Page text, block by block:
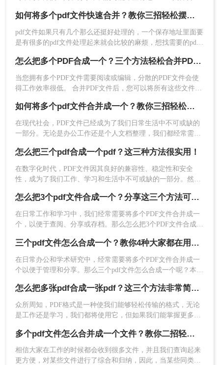
果有密码保护的话，需要去除密码保护在上传文件
哦。
3、上传需要合并的PDF文件，然后点击开始转换即
可。
4、合并成功，点击立即下载就完成了。
四、注意事项
更好地整理和管理文件。
如何将多个pdf文件快速合并？教你三招轻松摆平！
pdf文件如果只有几个那么还挺好处理的，一个保存地址里面要
是有很多的pdf文件处理起来就会比较的麻烦，想找需要的pdf
多个pdf文件只要合并到一块就行了，查找的时候可以快速的找
到，非常的便利，上传都能一起上传，可是有很多的用户还不
知道如何将多个pdf文件快速合并，查看下面的相关教程介绍，
就能给你答案。
怎么把多个PDF合成一个？三个方法轻松合并PDF！
当您拥有多个PDF文件需要阅读或编辑，分散的PDF文件会使
得工作效率很低。 合并PDF文件后，您可以将所有这些文件整
的好方法，下面一起看看怎么把多个PDF合成一个吧~
如何将多个pdf文件合并成一个？教你三招轻松搞定！
在现代社会，PDF文件已经成为了我们日常生活中不可或缺的
一部分。无论是办公工作还是个人文档整理，我们都经常需要
本文将详细介绍几种快速、简便的方法，帮助您合并PDF文
件，提高工作效率。
怎么把三个pdf合成一个pdf？这三种方法很实用！
在数字化时代，PDF文件因其良好的兼容性、稳定性和安全
性，成为了我们工作、学习和生活中不可或缺的一部分。然
为一个文件的情况，以便于管理、分享或打印。本文将详细介
绍怎么把三个pdf合成一个pdf，并探讨几种常用的方法。
怎么把3个pdf文件合成一个？分享这三个方法可以给您！
在日常工作和学习中，我们经常需要将多个PDF文件合并成一
个，以便于查阅、分享或存档。那么怎么把3个PDF文件合成一
法，帮助读者轻松应对这一需求。
三个pdf文件怎么合成一个？教你4种大家都在用方法！
在日常办公和学术研究中，经常需要将多个PDF文件合并成一
个以便于管理和分享。那么三个pdf文件怎么合成一个呢？本文
怎么把多张pdf合成一张pdf？这三个方法非常简单！请低调使用
众所周知，PDF格式是一种使我们能够轻松传输的格式，无论
是工作还是学习，我们都将使用它，但如果我们能掌握更多的
事，因此，今天我们要讲的是，怎么把多张pdf合成一张pdf，
如果你也想要知道pdf合并技巧方法，就来看看吧！
多个pdf文件怎么合并成一个文件？教你二招轻松摆平！
相信大家在工作的时候都会收到很多文件，并且我们查询起来
更方便，对某些文件进行了综合和归纳，因此，当某些同类文